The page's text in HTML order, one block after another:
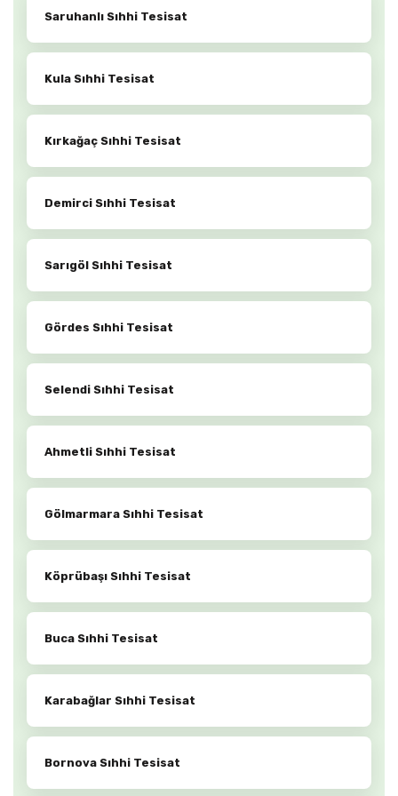
Saruhanlı Sıhhi Tesisat
Kula Sıhhi Tesisat
Kırkağaç Sıhhi Tesisat
Demirci Sıhhi Tesisat
Sarıgöl Sıhhi Tesisat
Gördes Sıhhi Tesisat
Selendi Sıhhi Tesisat
Ahmetli Sıhhi Tesisat
Gölmarmara Sıhhi Tesisat
Köprübaşı Sıhhi Tesisat
Buca Sıhhi Tesisat
Karabağlar Sıhhi Tesisat
Bornova Sıhhi Tesisat